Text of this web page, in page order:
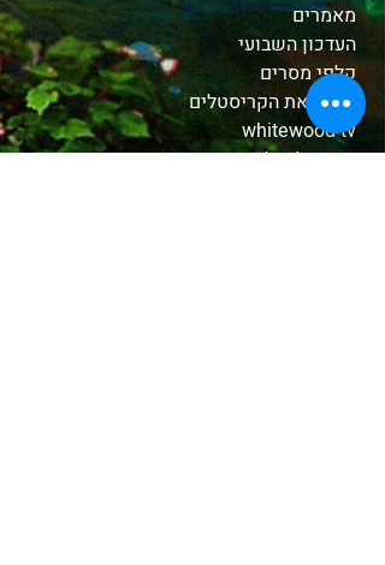
מאמרים
העדכון השבועי
קלפי מסרים
הכירו את הקריסטלים
whitewood tv
המסע לאבלון